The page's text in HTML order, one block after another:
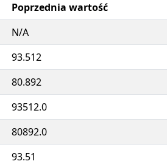
Poprzednia wartość
N/A
93.512
80.892
93512.0
80892.0
93.51